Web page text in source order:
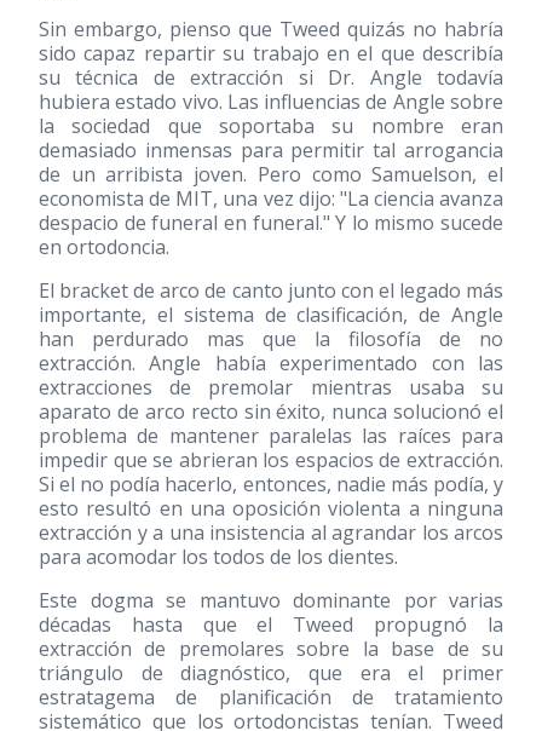
Sin embargo, pienso que Tweed quizás no habría
sido capaz repartir su trabajo en el que describía
su técnica de extracción si Dr. Angle todavía
hubiera estado vivo. Las influencias de Angle sobre
la sociedad que soportaba su nombre eran
demasiado inmensas para permitir tal arrogancia
de un arribista joven. Pero como Samuelson, el
economista de MIT, una vez dijo: "La ciencia avanza
despacio de funeral en funeral." Y lo mismo sucede
en ortodoncia.
El bracket de arco de canto junto con el legado más
importante, el sistema de clasificación, de Angle
han perdurado mas que la filosofía de no
extracción. Angle había experimentado con las
extracciones de premolar mientras usaba su
aparato de arco recto sin éxito, nunca solucionó el
problema de mantener paralelas las raíces para
impedir que se abrieran los espacios de extracción.
Si el no podía hacerlo, entonces, nadie más podía, y
esto resultó en una oposición violenta a ninguna
extracción y a una insistencia al agrandar los arcos
para acomodar los todos de los dientes.
Este dogma se mantuvo dominante por varias
décadas hasta que el Tweed propugnó la
extracción de premolares sobre la base de su
triángulo de diagnóstico, que era el primer
estratagema de planificación de tratamiento
sistemático que los ortodoncistas tenían. Tweed